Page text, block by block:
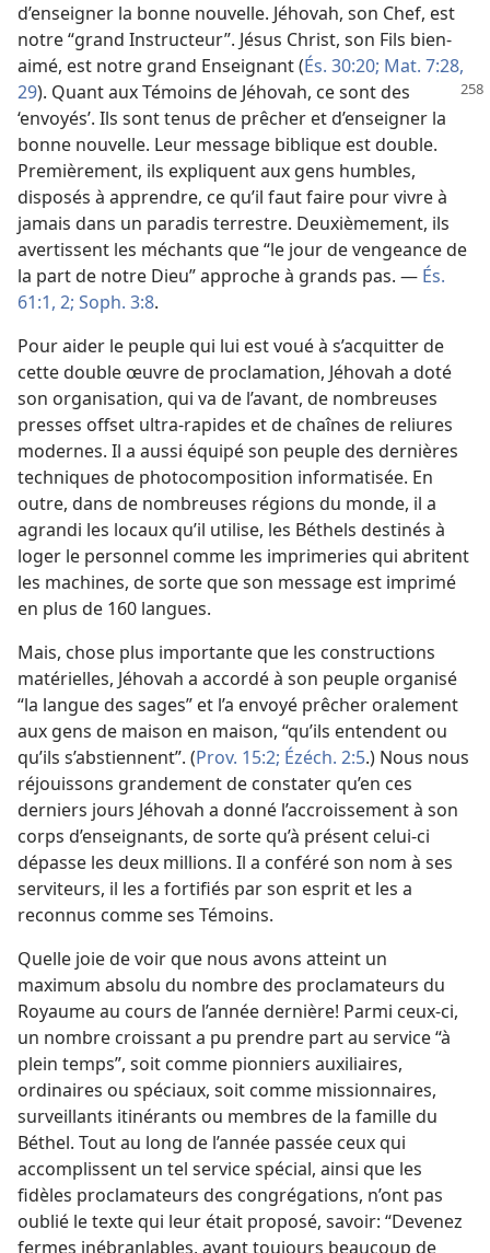
d’enseigner la bonne nouvelle. Jéhovah, son Chef, est
notre “grand Instructeur”. Jésus Christ, son Fils bien-
aimé, est notre grand Enseignant (És. 30:20; Mat. 7:28,
29). Quant auxTémoins de Jéhovah, ce sont des
‘envoyés’. Ils sont tenus de prêcher et d’enseigner la
bonne nouvelle. Leur message biblique est double.
Premièrement, ils expliquent aux gens humbles,
disposés à apprendre, ce qu’il faut faire pour vivre à
jamais dans un paradis terrestre. Deuxièmement, ils
avertissent les méchants que “le jour de vengeance de
la part de notre Dieu” approche à grands pas. — És.
61:1, 2; Soph. 3:8.
Pour aider le peuple qui lui est voué à s’acquitter de
cette double œuvre de proclamation, Jéhovah a doté
son organisation, qui va de l’avant, de nombreuses
presses offset ultra-rapides et de chaînes de reliures
modernes. Il a aussi équipé son peuple des dernières
techniques de photocomposition informatisée. En
outre, dans de nombreuses régions du monde, il a
agrandi les locaux qu’il utilise, les Béthels destinés à
loger le personnel comme les imprimeries qui abritent
les machines, de sorte que son message est imprimé
en plus de 160 langues.
Mais, chose plus importante que les constructions
matérielles, Jéhovah a accordé à son peuple organisé
“la langue des sages” et l’a envoyé prêcher oralement
aux gens de maison en maison, “qu’ils entendent ou
qu’ils s’abstiennent”. (Prov. 15:2; Ézéch. 2:5.) Nous nous
réjouissons grandement de constater qu’en ces
derniers jours Jéhovah a donné l’accroissement à son
corps d’enseignants, de sorte qu’à présent celui-ci
dépasse les deux millions. Il a conféré son nom à ses
serviteurs, il les a fortifiés par son esprit et les a
reconnus comme ses Témoins.
Quelle joie de voir que nous avons atteint un
maximum absolu du nombre des proclamateurs du
Royaume au cours de l’année dernière! Parmi ceux-ci,
un nombre croissant a pu prendre part au service “à
plein temps”, soit comme pionniers auxiliaires,
ordinaires ou spéciaux, soit comme missionnaires,
surveillants itinérants ou membres de la famille du
Béthel. Tout au long de l’année passée ceux qui
accomplissent un tel service spécial, ainsi que les
fidèles proclamateurs des congrégations, n’ont pas
oublié le texte qui leur était proposé, savoir: “Devenez
fermes inébranlables, ayant toujours beaucoup de